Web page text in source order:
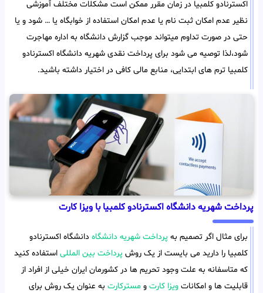
اکسترنادو کلمبیا در زمان مقرر ممکن است مشکلات مختلف آموزشی
نظیر عدم امکان ثبت نام یا عدم امکان استفاده از خوابگاه یا … شود و یا
حتی در صورت تداوم میتواند موجب گزارش دانشگاه به اداره مهاجرت
شود،لذا توصیه می شود برای پرداخت نقدی شهریه دانشگاه اکسترنادو
کلمبیا ترم های ابتدایی، منابع مالی کافی در اختیار داشته باشید.
پرداخت شهریه دانشگاه اکسترنادو کلمبیا با ویزا کارت
برای مثال اگر تصمیم به پرداخت شهریه دانشگاه دانشگاه اکسترنادو
کلمبیا را دارید می بایست از یک روش پرداخت بین المللی استفاده کنید
که متاسفانه به علت وجود تحریم ها در کشورمان ایران خیلی از افراد از
قابلیت ها و امکانات ویزا کارت و مسترکارت به عنوان یک روش برای